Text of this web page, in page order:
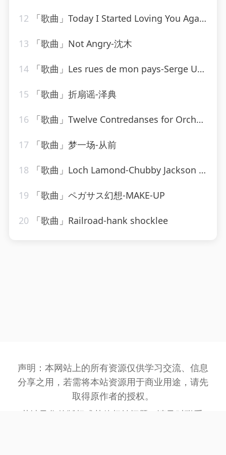
12 「歌曲」Today I Started Loving You Again-Merle Haggard、The Strangers
13 「歌曲」Not Angry-沈木
14 「歌曲」Les rues de mon pays-Serge Utgé-Royo
15 「歌曲」折扇谣-泽典
16 「歌曲」Twelve Contredanses for Orchestra, WoO 14 Contredanse No. 1 in C Major-Classical Artists
17 「歌曲」梦一场-从前
18 「歌曲」Loch Lamond-Chubby Jackson All-Stars Big Band
19 「歌曲」ペガサス幻想-MAKE-UP
20 「歌曲」Railroad-hank shocklee
声明：本网站上的所有资源仅供学习交流、信息
分享之用，若需将本站资源用于商业用途，请先
取得原作者的授权。
若涉及您的版权或其他权益问题，请及时联系: